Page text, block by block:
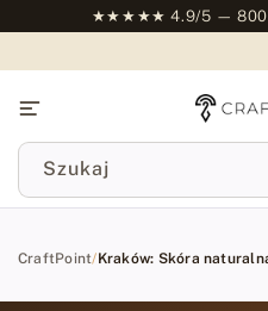
★★★★★ 4.9/5 — 800+
Szukaj
CraftPoint/Kraków: Skóra